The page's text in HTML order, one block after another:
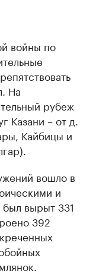
войны по
На
рубеж
Казани – от д.
Кайбицы и
вошло в
и
вырыт 331
392